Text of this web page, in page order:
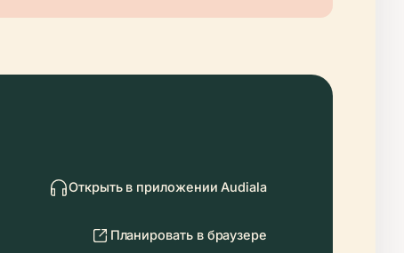
Открыть в приложении Audiala
Планировать в браузере